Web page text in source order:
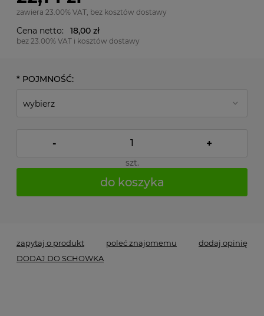
zawiera 23.00% VAT, bez kosztów dostawy
Cena netto: 18,00 zł
bez 23.00% VAT i kosztów dostawy
* POJMNOŚĆ:
- +
szt.
do koszyka
zapytaj o produkt poleć znajomemu
dodaj opinię
DODAJ DO SCHOWKA